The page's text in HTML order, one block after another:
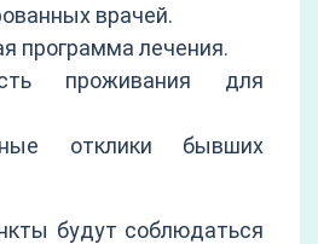
врачей.
программа лечения.
проживания для
отклики бывших
будут соблюдаться